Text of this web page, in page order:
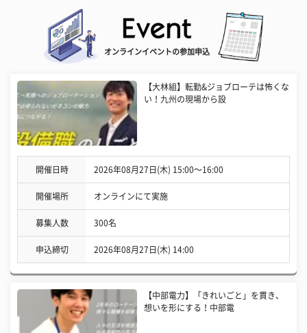
オンラインイベントの参加申込
【大林組】転勤&ジョブローテは怖くな
い！九州の現場から設
開催日時 2026年08月27日(木) 15:00〜16:00
開催場所 オンラインにて実施
募集人数 300名
申込締切 2026年08月27日(木) 14:00
【中部電力】「きれいごと」を貫き、
想いを形にする！中部電